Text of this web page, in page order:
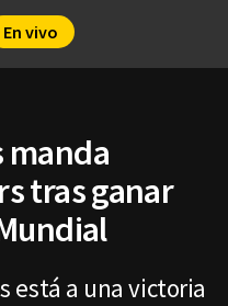
En vivo
manda
tras ganar
está a una victoria